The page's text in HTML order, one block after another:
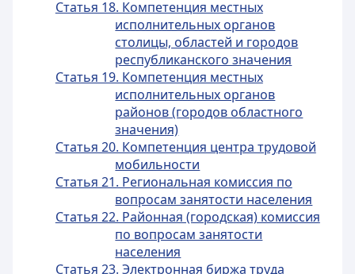
Статья 18. Компетенция местных
исполнительных органов
столицы, областей и городов
республиканского значения
Статья 19. Компетенция местных
исполнительных органов
районов (городов областного
значения)
Статья 20. Компетенция центра трудовой
мобильности
Статья 21. Региональная комиссия по
вопросам занятости населения
Статья 22. Районная (городская) комиссия
по вопросам занятости
населения
Статья 23. Электронная биржа труда